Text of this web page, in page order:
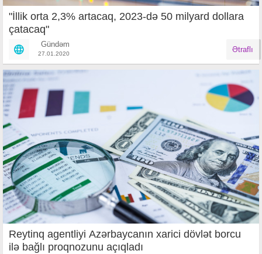
"İllik orta 2,3% artacaq, 2023-də 50 milyard dollara
çatacaq"
Gündəm
27.01.2020 Ətraflı
Reytinq agentliyi Azərbaycanın xarici dövlət borcu
ilə bağlı proqnozunu açıqladı